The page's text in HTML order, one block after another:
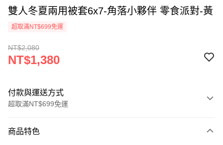
雙人冬夏兩用被套6x7-角落小夥伴 零食派對-黃
超取滿NT$699免運
NT$2,080
NT$1,380
付款與運送方式
超取滿NT$699免運
信用卡一次付款
商品特色